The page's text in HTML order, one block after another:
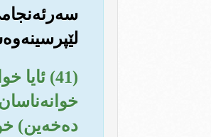
(41)
ده‌خه‌ین)